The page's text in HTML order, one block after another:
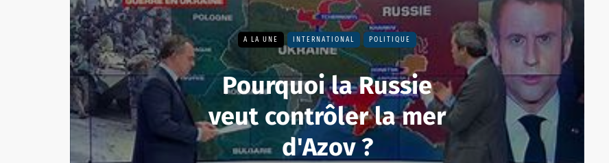
A LA UNE INTERNATIONAL POLITIQUE
Pourquoi la Russie
veut contrôler la mer
d'Azov ?